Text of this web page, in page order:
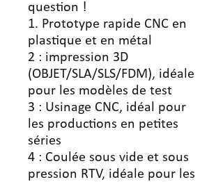
question !
1. Prototype rapide CNC en
plastique et en métal
2 : impression 3D
(OBJET/SLA/SLS/FDM), idéale
pour les modèles de test
3 : Usinage CNC, idéal pour
les productions en petites
séries
4 : Coulée sous vide et sous
pression RTV, idéale pour les